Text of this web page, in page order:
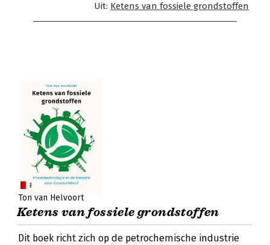
Uit: Ketens van fossiele grondstoffen
Ton van Helvoort
Ketens van fossiele grondstoffen
Dit boek richt zich op de petrochemische industrie